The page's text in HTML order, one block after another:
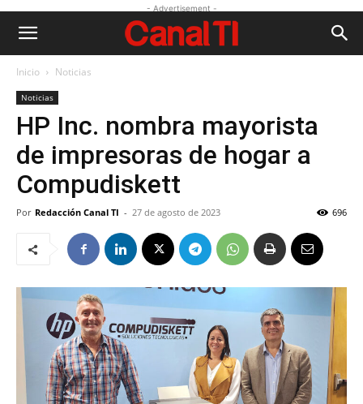
- Advertisement -
Inicio Noticias
Noticias
HP Inc. nombra mayorista
de impresoras de hogar a
Compudiskett
Por Redacción Canal TI - 27 de agosto de 2023 696